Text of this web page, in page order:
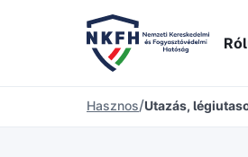
Hasznos/Utazás,